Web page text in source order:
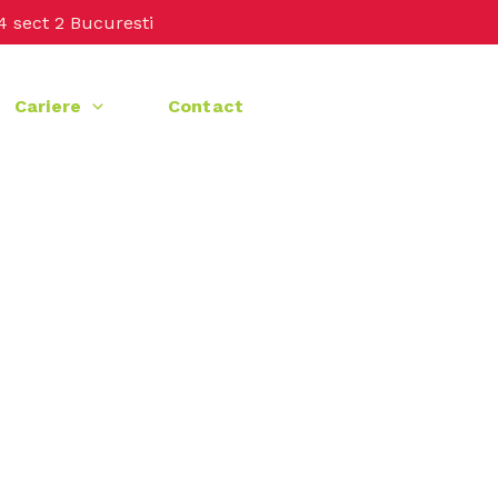
sect 2 Bucuresti
Cariere Contact